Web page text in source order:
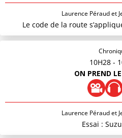
Laurence Péraud et
Le code de la route
10H28 -
ON PREND
Laurence Péraud et
Essai :